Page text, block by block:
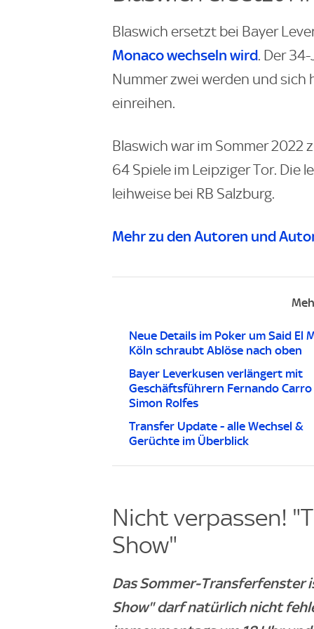
Blaswich ersetzt bei Bayer
Monaco wechseln wird. Der
Nummer zwei werden und sich
einreihen.
Blaswich war im Sommer 2022
64 Spiele im Leipziger Tor. Die
leihweise bei RB Salzburg.
Mehr zu den Autoren und
Neue Details im Poker um Said El
Köln schraubt Ablöse nach oben
Bayer Leverkusen verlängert mit
Geschäftsführern Fernando
Simon Rolfes
Transfer Update - alle Wechsel &
Gerüchte im Überblick
Nicht verpassen!
Show"
Das Sommer-Transferfenster
Show" darf natürlich nicht